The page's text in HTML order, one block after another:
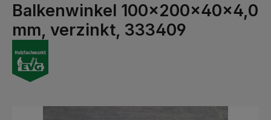
Balkenwinkel 100x200x40x4,0
mm, verzinkt, 333409